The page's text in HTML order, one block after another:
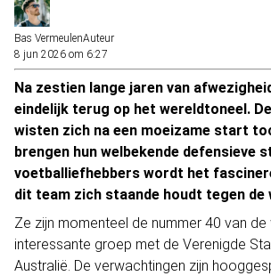
Bas VermeulenAuteur
8 jun 2026 om 6:27
Na zestien lange jaren van
eindelijk terug op het wereldtoneel.
wisten zich na een moeizame start
brengen hun welbekende defensieve
voetballiefhebbers wordt het
dit team zich staande houdt tegen de
Ze zijn momenteel de nummer 40 van
interessante groep met de Verenigde
Australië. De verwachtingen zijn